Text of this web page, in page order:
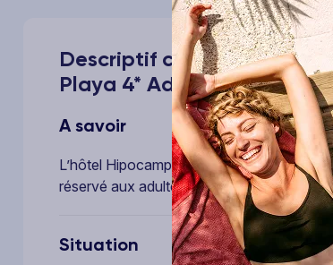
Descriptif complet de
Playa 4* Adult Only +18
A savoir
L’hôtel Hipocampo appartient à la chaîne
réservé aux adultes de plus de 18 ans.
Situation